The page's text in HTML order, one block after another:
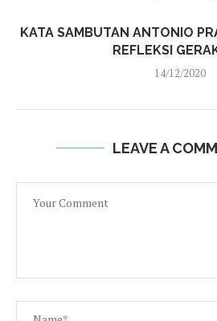
KATA SAMBUTAN ANTONIO
REFLEKSI
14/12/2020
LEAVE A